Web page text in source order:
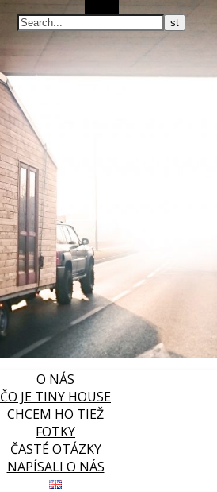
O NÁS
ČO JE TINY HOUSE
CHCEM HO TIEŽ
FOTKY
ČASTÉ OTÁZKY
NAPÍSALI O NÁS